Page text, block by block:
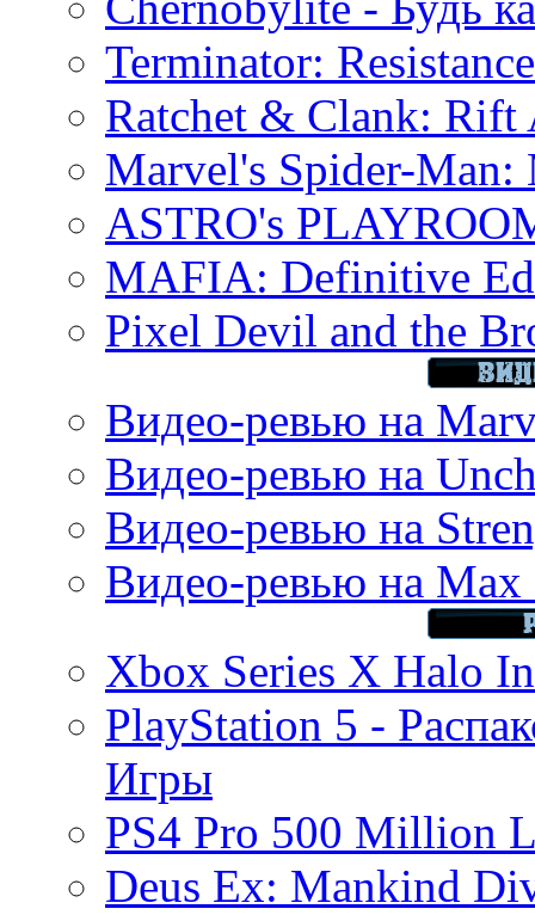
Terminator:
Ratchet & Clank: Rift
Marvel's Spider-Man:
ASTRO's
MAFIA: Definitive
Pixel Devil and the
Видео-ревью на
Видео-ревью на
Видео-ревью на
Видео-ревью на Max
Xbox Series X Halo
PlayStation 5 -
Игры
PS4 Pro 500 Million
Deus Ex: Mankind